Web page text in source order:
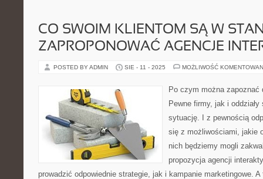
CO SWOIM KLIENTOM SĄ W
ZAPROPONOWAĆ AGENCJE
POSTED BY ADMIN SIE - 11 - 2025 MOŻLIWOŚĆ
Po czym można zapoznać
Pewne firmy, jak i
sytuację. I z pewnością
się z możliwościami, jakie
nich będziemy mogli
propozycja agencji
prowadzić odpowiednie strategie, jak i kampanie marketingowe.